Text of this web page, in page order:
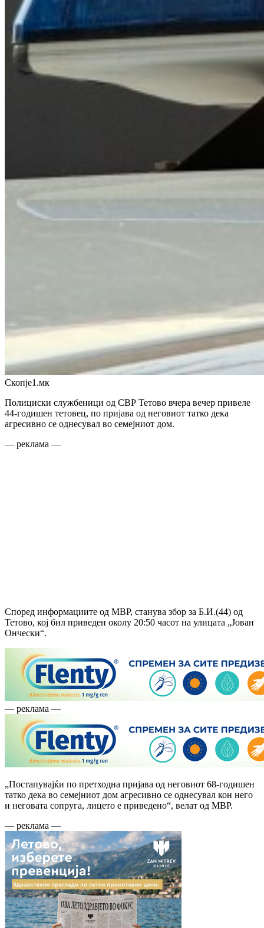
Скопје1.мк
Полициски службеници од СВР Тетово вчера вечер привеле
44-годишен тетовец, по пријава од неговиот татко дека
агресивно се однесувал во семејниот дом.
— реклама —
Според информациите од МВР, станува збор за Б.И.(44) од
Тетово, кој бил приведен околу 20:50 часот на улицата „Јован
Ончески“.
— реклама —
„Постапувајќи по претходна пријава од неговиот 68-годишен
татко дека во семејниот дом агресивно се однесувал кон него
и неговата сопруга, лицето е приведено“, велат од МВР.
— реклама —